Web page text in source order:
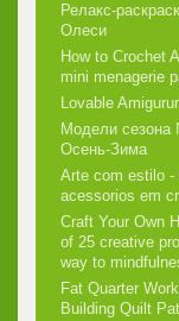
Релакс-
Олеси
How to Crochet
mini menagerie
Lovable
Модели сезона
Осень-Зима
Arte com estilo -
acessorios em
Craft Your Own
of 25 creative
way to
Fat Quarter
Building Quilt